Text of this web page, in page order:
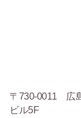
〒730-0011 広
ビル5F